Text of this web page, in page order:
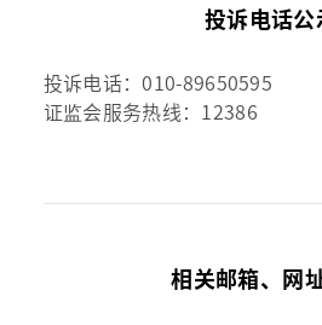
投诉电话公
投诉电话：010-89650595
证监会服务热线：12386
相关邮箱、网